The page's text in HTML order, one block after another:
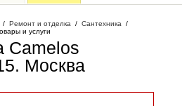
/ Ремонт и отделка / Сантехника /
и услуги
Camelos
. Москва